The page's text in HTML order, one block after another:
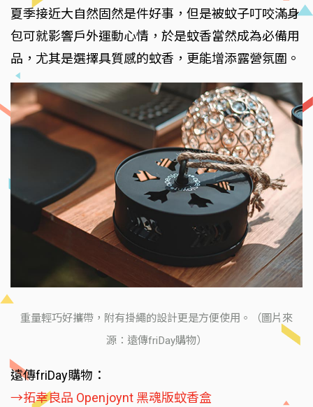
夏季接近大自然固然是件好事，但是被蚊子叮咬滿身
包可就影響戶外運動心情，於是蚊香當然成為必備用
品，尤其是選擇具質感的蚊香，更能增添露營氛圍。
重量輕巧好攜帶，附有掛繩的設計更是方便使用。（圖片來
源：遠傳friDay購物）
遠傳friDay購物：
→拓幸良品 Openjoynt 黑魂版蚊香盒